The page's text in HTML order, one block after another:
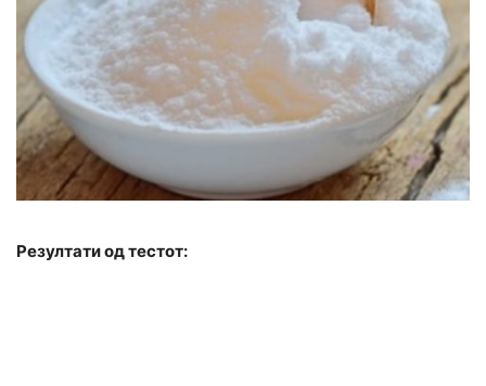
Резултати од тестот: